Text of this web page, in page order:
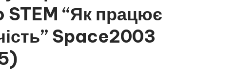
STEM “Як працює
Space2003